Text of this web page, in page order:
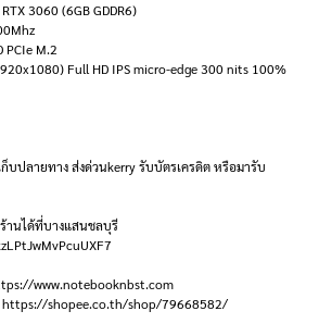
3060 (6GB GDDR6)
PCIe M.2
Full HD IPS micro-edge 300 nits 100%
บปลายทาง ส่งด่วนkerry รับบัตรเครดิต หรือมารับ
านได้ที่บางแสนชลบุรี
www.notebooknbst.com
https://shopee.co.th/shop/79668582/